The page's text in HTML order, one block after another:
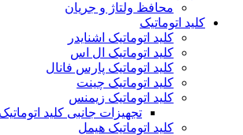
محافظ ولتاژ و‌ جریان
کلید اتوماتیک
کلید اتوماتیک اشنایدر
کلید اتوماتیک ال اس
کلید اتوماتیک پارس فانال
کلید اتوماتیک چینت
کلید اتوماتیک زیمنس
تجهیزات جانبی کلید
کلید اتوماتیک هیمل